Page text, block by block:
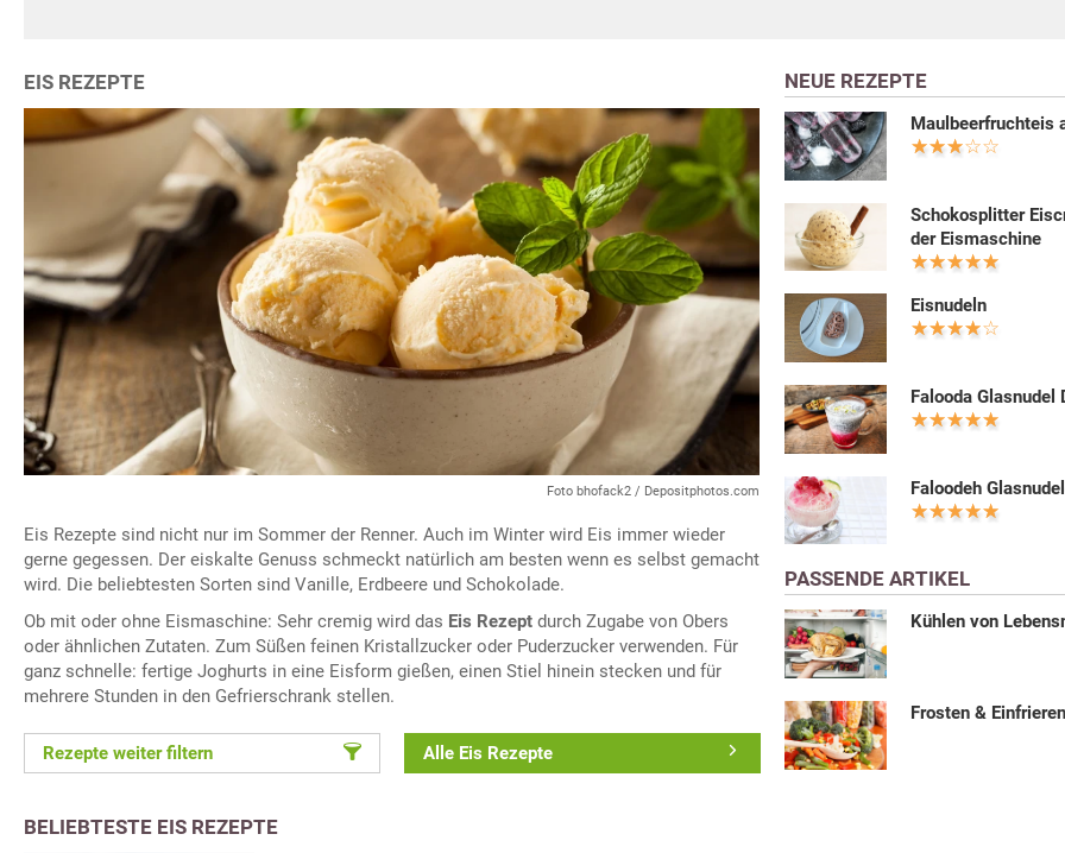
EIS REZEPTE
Foto bhofack2 / Depositphotos.com
Eis Rezepte sind nicht nur im Sommer der Renner. Auch im Winter wird Eis immer wieder
gerne gegessen. Der eiskalte Genuss schmeckt natürlich am besten wenn es selbst gemacht
wird. Die beliebtesten Sorten sind Vanille, Erdbeere und Schokolade.
Ob mit oder ohne Eismaschine: Sehr cremig wird das Eis Rezept durch Zugabe von Obers
oder ähnlichen Zutaten. Zum Süßen feinen Kristallzucker oder Puderzucker verwenden. Für
ganz schnelle: fertige Joghurts in eine Eisform gießen, einen Stiel hinein stecken und für
mehrere Stunden in den Gefrierschrank stellen.
Rezepte weiter filtern Alle Eis Rezepte
BELIEBTESTE EIS REZEPTE
NEUE REZEPTE
Maulbeerfruchteis
Schokosplitter
der Eismaschine
Eisnudeln
Falooda Glasnudel
Faloodeh
PASSENDE ARTIKEL
Kühlen von
Frosten & Einfrieren